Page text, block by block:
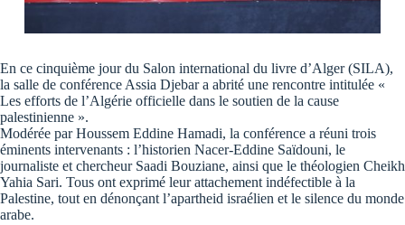
En ce cinquième jour du Salon international du livre d’Alger (SILA),
la salle de conférence Assia Djebar a abrité une rencontre intitulée «
Les efforts de l’Algérie officielle dans le soutien de la cause
palestinienne ».
Modérée par Houssem Eddine Hamadi, la conférence a réuni trois
éminents intervenants : l’historien Nacer-Eddine Saïdouni, le
journaliste et chercheur Saadi Bouziane, ainsi que le théologien Cheikh
Yahia Sari. Tous ont exprimé leur attachement indéfectible à la
Palestine, tout en dénonçant l’apartheid israélien et le silence du monde
arabe.